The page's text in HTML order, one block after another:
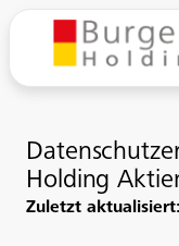
Holding
Zuletzt aktualisiert: